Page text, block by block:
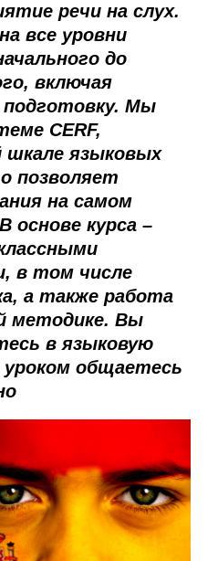
речи на слух.
все уровни
до
включая
Мы
CERF,
шкале языковых
позволяет
на самом
основе курса –
в том числе
а также работа
методике. Вы
в языковую
общаетесь